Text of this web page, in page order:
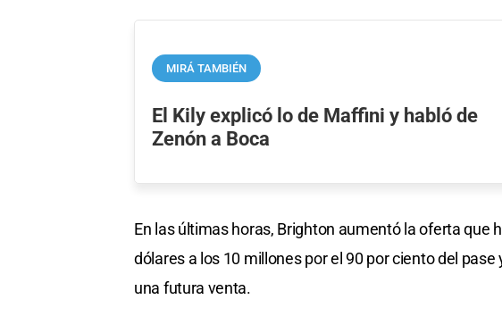
MIRÁ TAMBIÉN
El Kily explicó lo de Maffini y habló de
Zenón a Boca
En las últimas horas, Brighton aumentó la oferta que
dólares a los 10 millones por el 90 por ciento del
una futura venta.